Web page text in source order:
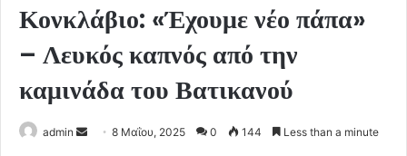
Κονκλάβιο: «Έχουμε νέο πάπα»
– Λευκός καπνός από την
καμινάδα του Βατικανού
admin
Send8 Μαΐου, 2025 0 144 Less than a minute